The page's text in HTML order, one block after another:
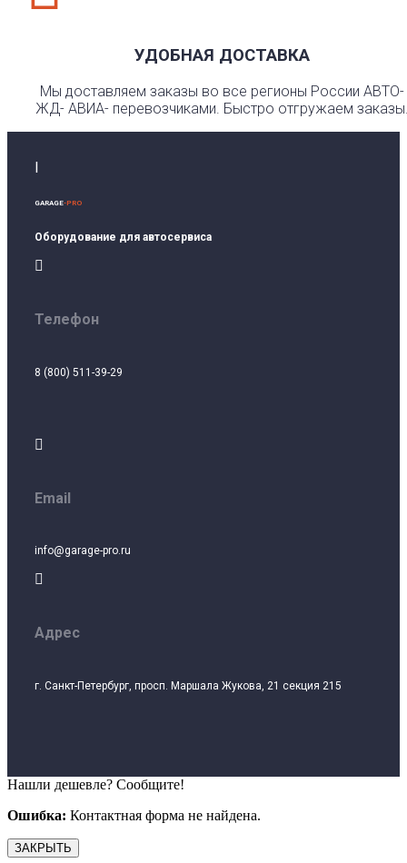
УДОБНАЯ ДОСТАВКА
Мы доставляем заказы во все регионы России АВТО-
ЖД- АВИА- перевозчиками. Быстро отгружаем
I
GARAGE-PRO
Оборудование для автосервиса

Телефон
8 (800) 511-39-29

Email
info@garage-pro.ru

Адрес
г. Санкт-Петербург, просп. Маршала Жукова, 21 секция 215
Нашли дешевле? Сообщите!
Ошибка: Контактная форма не найдена.
ЗАКРЫТЬ